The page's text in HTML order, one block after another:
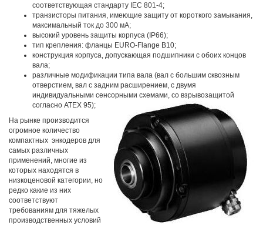
соответствующая стандарту IEC 801-4;
транзисторы питания, имеющие защиту от короткого замыкания,
максимальный ток до 300 мА;
высокий уровень защиты корпуса (IP66);
тип крепления: фланцы EURO-Flange B10;
конструкция корпуса, допускающая подшипники с обоих концов
вала;
различные модификации типа вала (вал с большим сквозным
отверстием, вал с задним расширением, с двумя
индивидуальными сенсорными схемами, со взрывозащитой
согласно ATEX 95);
На рынке производится
огромное количество
компактных энкодеров для
самых различных
применений, многие из
которых находятся в
низкоценовой категории, но
редко какие из них
соответствуют
требованиям для тяжелых
производственных условий